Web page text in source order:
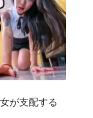
が支配する